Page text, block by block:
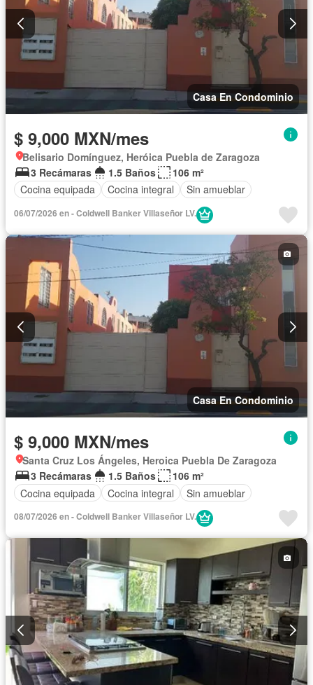
Casa En Condominio
$ 9,000 MXN/mes
Belisario Domínguez, Heróica Puebla de Zaragoza
3 Recámaras
1.5 Baños
106 m²
Cocina equipada
Cocina integral Sin amueblar
06/07/2026 en - Coldwell Banker Villaseñor LV.
Casa En Condominio
$ 9,000 MXN/mes
Santa Cruz Los Ángeles, Heroica Puebla De Zaragoza
3 Recámaras
1.5 Baños
106 m²
Cocina equipada
Cocina integral Sin amueblar
08/07/2026 en - Coldwell Banker Villaseñor LV.